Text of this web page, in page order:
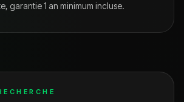
garantie 1 an minimum incluse.